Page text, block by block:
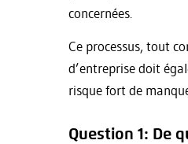
concernées.
Ce processus, tout
d’entreprise doit
risque fort de
Question 1: De